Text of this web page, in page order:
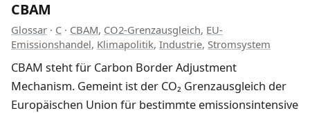
CBAM
Glossar · C · CBAM, CO2-Grenzausgleich, EU-
Emissionshandel, Klimapolitik, Industrie, Stromsystem
CBAM steht für Carbon Border Adjustment
Mechanism. Gemeint ist der CO₂ Grenzausgleich der
Europäischen Union für bestimmte emissionsintensive